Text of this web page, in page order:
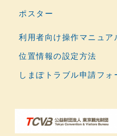
ポスター
利用者向け操作マニュア
位置情報の設定方法
しまぽトラブル申請フォ